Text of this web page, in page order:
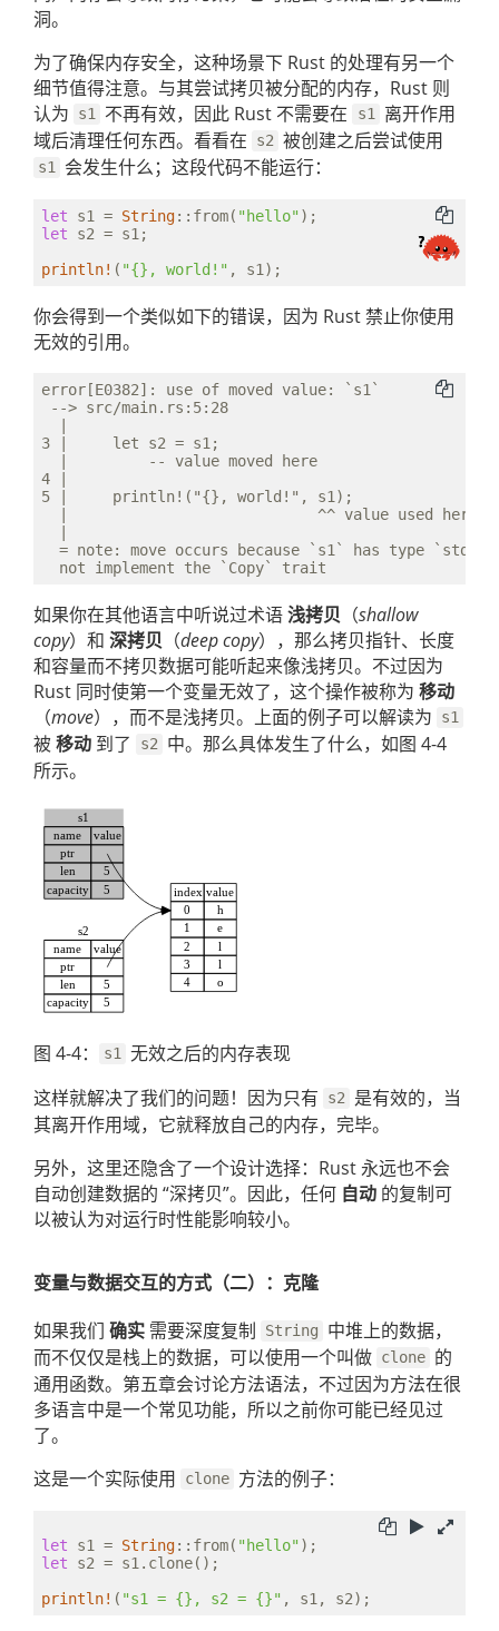
洞。
为了确保内存安全，这种场景下 Rust 的处理有另一个
细节值得注意。与其尝试拷贝被分配的内存，Rust 则
认为
s1 不再有效，因此 Rust 不需要在 s1 离开作用
域后清理任何东西。看看在
s2 被创建之后尝试使用
s1 会发生什么；这段代码不能运行：
let s1 = String::from( "hello"
let s2 = s1;
println! ( "{}, world!"
你会得到一个类似如下的错误，因为 Rust 禁止你使用
无效的引用。
error[E0382]: use of moved value: `s1`
--> src/main.rs:5:28
  |
3 |     let s2 = s1;
  |         -- value moved here
4 |
5 |     println!("{}, world!", s1);
|                            ^^ value used here
  |
= note: move occurs because `s1` has type
如果你在其他语言中听说过术语浅拷贝 （shallow
copy）和 深拷贝 （deep copy），那么拷贝指针、长度
和容量而不拷贝数据可能听起来像浅拷贝。不过因为
Rust 同时使第一个变量无效了，这个操作被称为 移动
（move），而不是浅拷贝。上面的例子可以解读为 s1
被移动 到了 s2 中。那么具体发生了什么，如图 4-4
所示。
图 4-4： s1 无效之后的内存表现
这样就解决了我们的问题！因为只有
s2 是有效的，当
其离开作用域，它就释放自己的内存，完毕。
另外，这里还隐含了一个设计选择：Rust 永远也不会
自动创建数据的 “深拷贝”。因此，任何 自动 的复制可
以被认为对运行时性能影响较小。
变量与数据交互的方式（二）：克隆
如果我们 确实 需要深度复制 String
中堆上的数据，
而不仅仅是栈上的数据，可以使用一个叫做 clone 的
通用函数。第五章会讨论方法语法，不过因为方法在很
多语言中是一个常见功能，所以之前你可能已经见过
了。
这是一个实际使用
clone 方法的例子：
let s1 = String::from( "hello"
let s2 = s1.clone();
println! ( "s1 = {}, s2 = {}"